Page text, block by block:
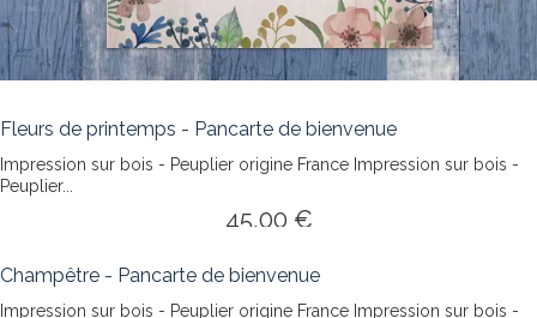
Fleurs de printemps - Pancarte de bienvenue
Impression sur bois - Peuplier origine France Impression sur bois -
Peuplier...
45,00 €
Champêtre - Pancarte de bienvenue
Impression sur bois - Peuplier origine France Impression sur bois -